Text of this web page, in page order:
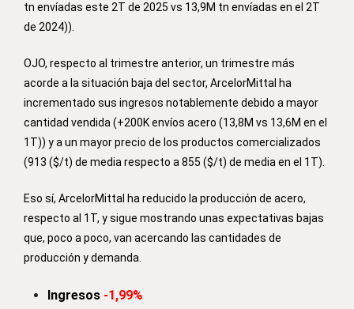
tn envíadas este 2T de 2025 vs 13,9M tn envíadas en el 2T
de 2024)).
OJO, respecto al trimestre anterior, un trimestre más
acorde a la situación baja del sector, ArcelorMittal ha
incrementado sus ingresos notablemente debido a mayor
cantidad vendida (+200K envíos acero (13,8M vs 13,6M en el
1T)) y a un mayor precio de los productos comercializados
(913 ($/t) de media respecto a 855 ($/t) de media en el 1T).
Eso sí, ArcelorMittal ha reducido la producción de acero,
respecto al 1T, y sigue mostrando unas expectativas bajas
que, poco a poco, van acercando las cantidades de
producción y demanda.
Ingresos -1,99%